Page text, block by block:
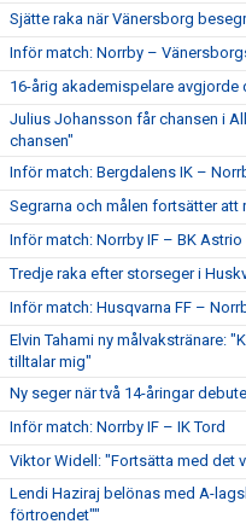
Sjätte raka när Vänersborg
Inför match: Norrby –
16-årig akademispelare avgjorde
Julius Johansson får chansen i
chansen"
Inför match: Bergdalens IK –
Segrarna och målen fortsätter att
Inför match: Norrby IF – BK Astrio
Tredje raka efter storseger i
Inför match: Husqvarna FF –
Elvin Tahami ny målvakstränare:
tilltalar mig"
Ny seger när två 14-åringar
Inför match: Norrby IF – IK Tord
Viktor Widell: "Fortsätta med det
Lendi Haziraj belönas med A-
förtroendet""